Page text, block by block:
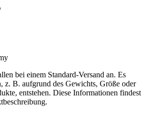
bei einem Standard-Versand an. Es
z. B. aufgrund des Gewichts, Größe oder
entstehen. Diese Informationen findest